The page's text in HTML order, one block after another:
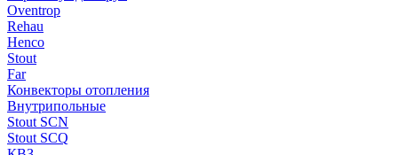
Oventrop
Rehau
Henco
Stout
Far
Конвекторы отопления
Внутрипольные
Stout SCN
Stout SCQ